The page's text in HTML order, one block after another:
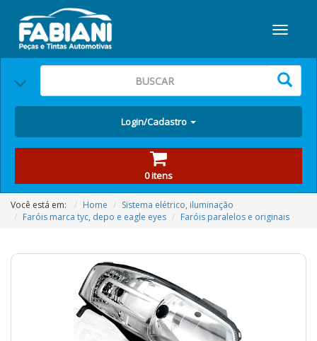
Login/Cadastro
0 itens
Você está em: Home
Sistema elétrico, iluminação
Faróis marca tyc, depo e eagle eyes
Faróis paralelos e originais